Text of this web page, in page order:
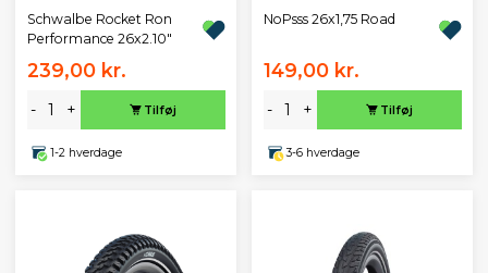
Schwalbe Rocket Ron
Performance 26x2.10"
239,00 kr.
- + Tilføj
1-2 hverdage
NoPsss 26x1,75 Road
149,00 kr.
- + Tilføj
3-6 hverdage